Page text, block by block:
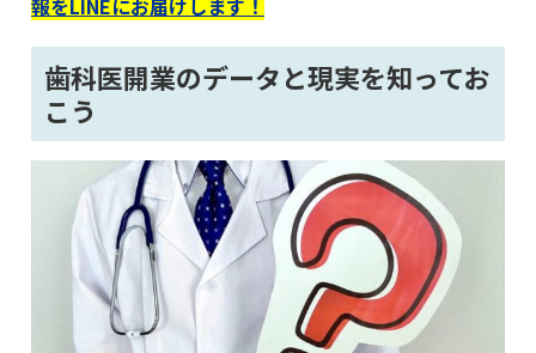
報をLINEにお届けします！
歯科医開業のデータと現実を知ってお
こう